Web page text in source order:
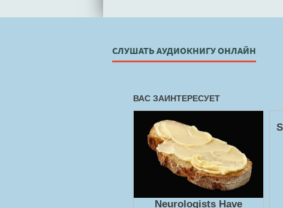
СЛУШАТЬ АУДИОКНИГУ ОНЛАЙН